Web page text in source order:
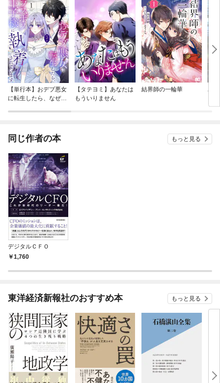
【単行本】おデブ悪女
に転生したら、なぜか
【タテヨミ】あなたは
もういりません
結界師の一輪華
バ
今
同じ作者の本 もっと見る
デジタルＣＦＯ
1,760
東洋経済新報社のおすすめ本 もっと見る